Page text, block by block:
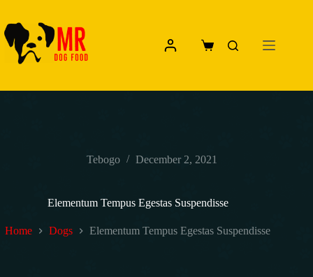
content
Shopping
Tebogo December 2, 2021
Elementum Tempus Egestas Suspendisse
Home Dogs Elementum Tempus Egestas Suspendisse